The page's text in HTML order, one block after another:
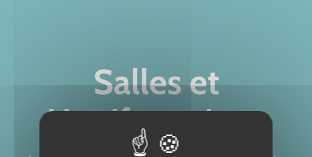
Salles et
Manifestations